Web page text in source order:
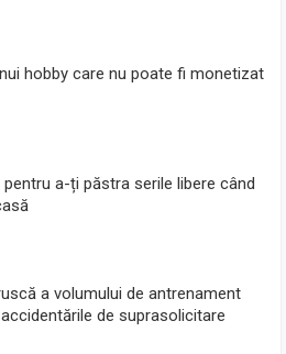
hobby care nu poate fi monetizat
a-ți păstra serile libere când
a volumului de antrenament
de suprasolicitare